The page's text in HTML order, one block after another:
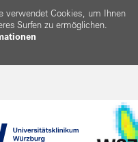
verwendet Cookies, um Ihnen
Surfen zu ermöglichen.